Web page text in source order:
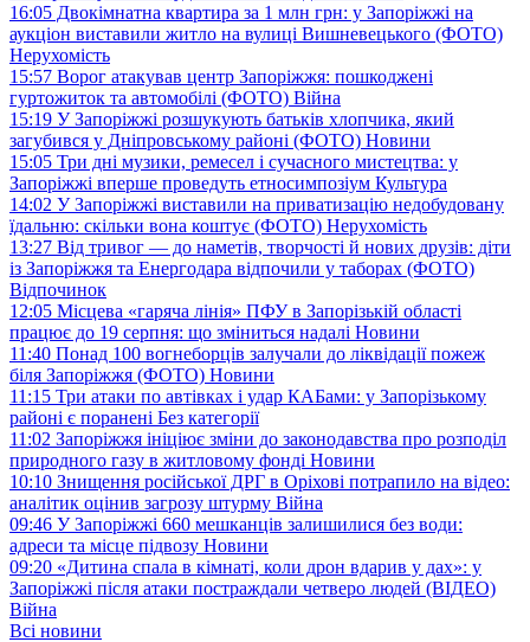
16:05 Двокімнатна квартира за 1 млн грн: у Запоріжжі на
аукціон виставили житло на вулиці Вишневецького (ФОТО)
Нерухомість
15:57 Ворог атакував центр Запоріжжя: пошкоджені
гуртожиток та автомобілі (ФОТО) Війна
15:19 У Запоріжжі розшукують батьків хлопчика, який
загубився у Дніпровському районі (ФОТО) Новини
15:05 Три дні музики, ремесел і сучасного мистецтва: у
Запоріжжі вперше проведуть етносимпозіум Культура
14:02 У Запоріжжі виставили на приватизацію недобудовану
їдальню: скільки вона коштує (ФОТО) Нерухомість
13:27 Від тривог — до наметів, творчості й нових друзів: діти
із Запоріжжя та Енергодара відпочили у таборах (ФОТО)
Відпочинок
12:05 Місцева «гаряча лінія» ПФУ в Запорізькій області
працює до 19 серпня: що зміниться надалі Новини
11:40 Понад 100 вогнеборців залучали до ліквідації пожеж
біля Запоріжжя (ФОТО) Новини
11:15 Три атаки по автівках і удар КАБами: у Запорізькому
районі є поранені Без категорії
11:02 Запоріжжя ініціює зміни до законодавства про розподіл
природного газу в житловому фонді Новини
10:10 Знищення російської ДРГ в Оріхові потрапило на відео:
аналітик оцінив загрозу штурму Війна
09:46 У Запоріжжі 660 мешканців залишилися без води:
адреси та місце підвозу Новини
09:20 «Дитина спала в кімнаті, коли дрон вдарив у дах»: у
Запоріжжі після атаки постраждали четверо людей (ВІДЕО)
Війна
Всі новини